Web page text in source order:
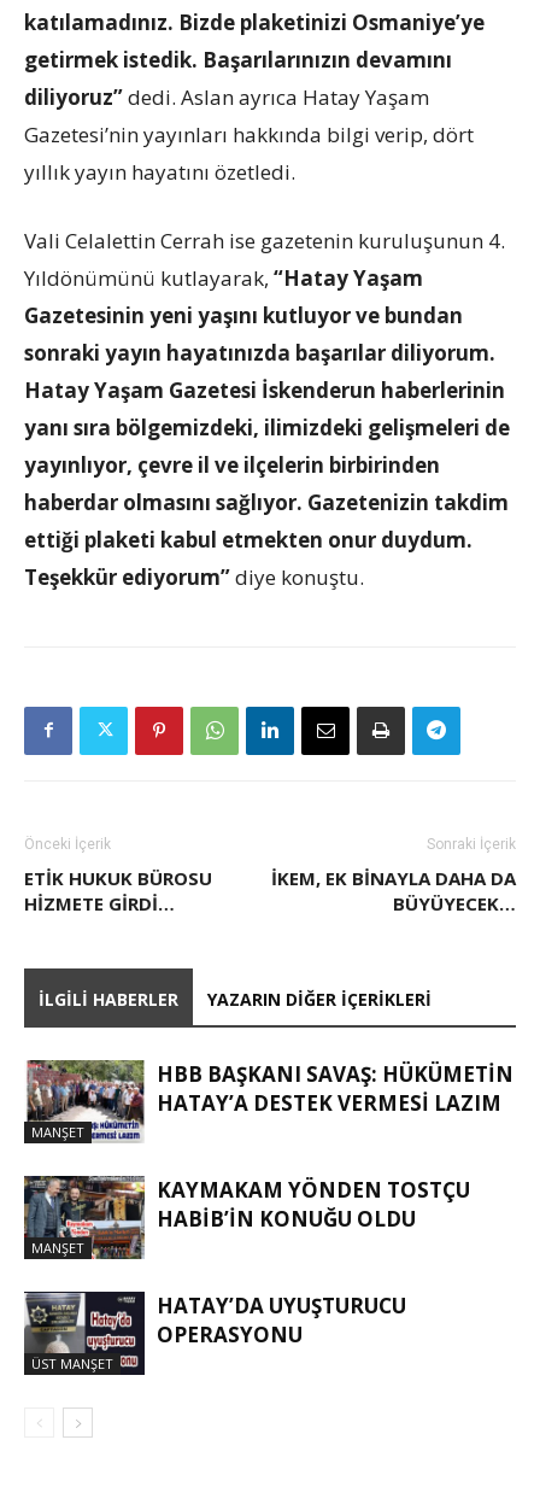
katılamadınız. Bizde plaketinizi Osmaniye’ye
getirmek istedik. Başarılarınızın devamını
diliyoruz”dedi. Aslan ayrıca Hatay Yaşam
Gazetesi’nin yayınları hakkında bilgi verip, dört
yıllık yayın hayatını özetledi.
Vali Celalettin Cerrah ise gazetenin kuruluşunun 4.
Yıldönümünü kutlayarak, “Hatay Yaşam
Gazetesinin yeni yaşını kutluyor ve bundan
sonraki yayın hayatınızda başarılar diliyorum.
Hatay Yaşam Gazetesi İskenderun haberlerinin
yanı sıra bölgemizdeki, ilimizdeki gelişmeleri de
yayınlıyor, çevre il ve ilçelerin birbirinden
haberdar olmasını sağlıyor. Gazetenizin takdim
ettiği plaketi kabul etmekten onur duydum.
Teşekkür ediyorum”diye konuştu.
Önceki İçerik
ETIK HUKUK BÜROSU
HIZMETE GIRDI…
Sonraki İçerik
İKEM, EK BINAYLA DAHA DA
BÜYÜYECEK…
İLGILI HABERLER YAZARIN DIĞER İÇERIKLERI
MANŞET
HBB BAŞKANI SAVAŞ: HÜKÜMETİN
HATAY’A DESTEK VERMESİ LAZIM
MANŞET
KAYMAKAM YÖNDEN TOSTÇU
HABIB’IN KONUĞU OLDU
ÜST MANŞET
HATAY’DA UYUŞTURUCU
OPERASYONU